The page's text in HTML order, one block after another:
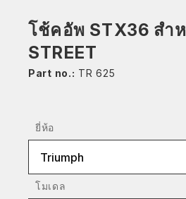
โช้คอัพ STX36 ส
STREET
Part no.: TR 625
ยี่ห้อ
Triumph
โมเดล